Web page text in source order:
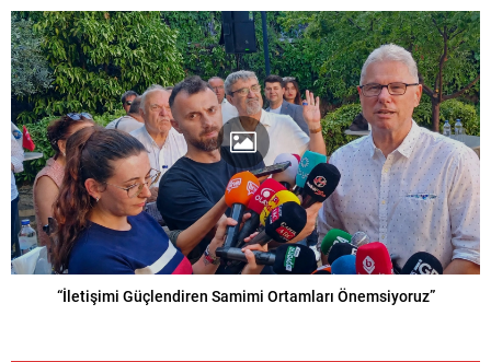
“İletişimi Güçlendiren Samimi Ortamları Önemsiyoruz”